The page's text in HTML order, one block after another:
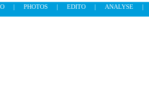
| PHOTOS | EDITO | ANALYSE
|